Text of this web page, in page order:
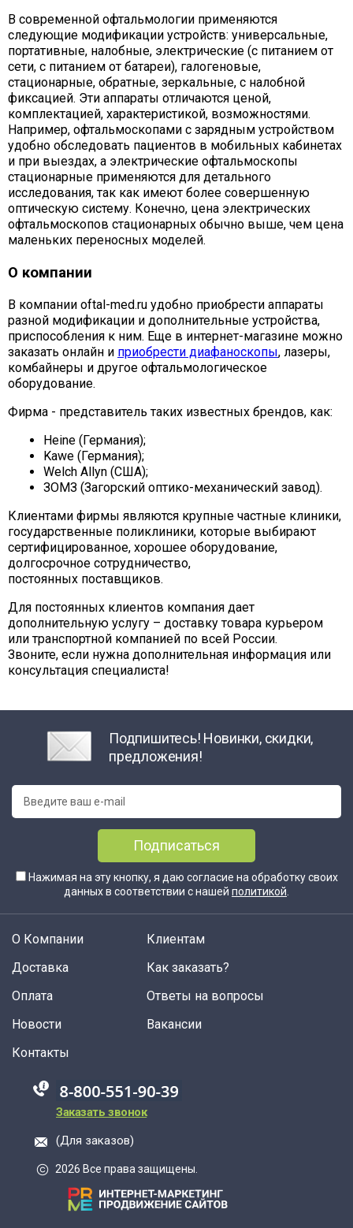
В современной офтальмологии применяются
следующие модификации устройств: универсальные,
портативные, налобные, электрические (с питанием от
сети, с питанием от батареи), галогеновые,
стационарные, обратные, зеркальные, с налобной
фиксацией. Эти аппараты отличаются ценой,
комплектацией, характеристикой, возможностями.
Например, офтальмоскопами с зарядным устройством
удобно обследовать пациентов в мобильных кабинетах
и при выездах, а электрические офтальмоскопы
стационарные применяются для детального
исследования, так как имеют более совершенную
оптическую систему. Конечно, цена электрических
офтальмоскопов стационарных обычно выше, чем цена
маленьких переносных моделей.
О компании
В компании oftal-med.ru удобно приобрести аппараты
разной модификации и дополнительные устройства,
приспособления к ним. Еще в интернет-магазине можно
заказать онлайн и приобрести диафаноскопы, лазеры,
комбайнеры и другое офтальмологическое
оборудование.
Фирма - представитель таких известных брендов, как:
Heine (Германия);
Kawe (Германия);
Welch Allyn (США);
ЗОМЗ (Загорский оптико-механический завод).
Клиентами фирмы являются крупные частные клиники,
государственные поликлиники, которые выбирают
сертифицированное, хорошее оборудование,
долгосрочное сотрудничество,
постоянных поставщиков.
Для постоянных клиентов компания дает
дополнительную услугу – доставку товара курьером
или транспортной компанией по всей России.
Звоните, если нужна дополнительная информация или
консультация специалиста!
Подпишитесь! Новинки, скидки,
предложения!
Подписаться
Нажимая на эту кнопку, я даю согласие на обработку своих
данных в соответствии с нашей политикой
О Компании
Доставка
Оплата
Новости
Клиентам
Как заказать?
Ответы на вопросы
Вакансии
Контакты
88005555550
Заказать звонок
(Для заказов)
2026 Все права защищены.